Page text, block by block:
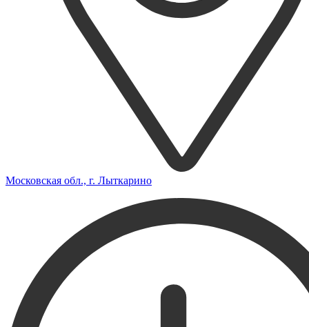
Московская обл., г. Лыткарино